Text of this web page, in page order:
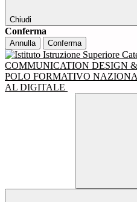
Chiudi
Conferma
Annulla Conferma
COMMUNICATION DESIGN
POLO FORMATIVO
AL DIGITALE